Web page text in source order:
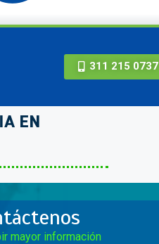
311 215 0737
EN
mayor información